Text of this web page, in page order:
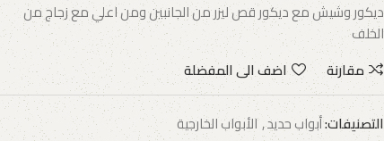
ديكور وشيش مع ديكور قص ليزر من الجانبين ومن اعلي مع زجاج من
الخلف
مقارنة
اضف الى المفضلة
التصنيفات:أبواب حديد, الأبواب الخارجية